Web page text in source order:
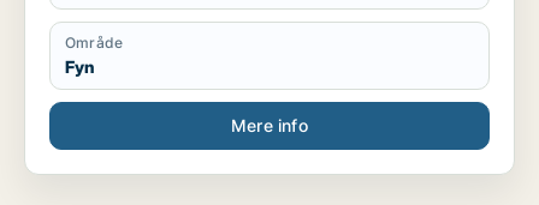
Område
Fyn
Mere info